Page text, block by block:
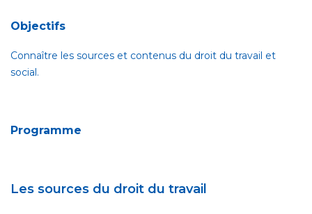
Objectifs
Connaître les sources et contenus du droit du travail et
social.
Programme
Les sources du droit du travail